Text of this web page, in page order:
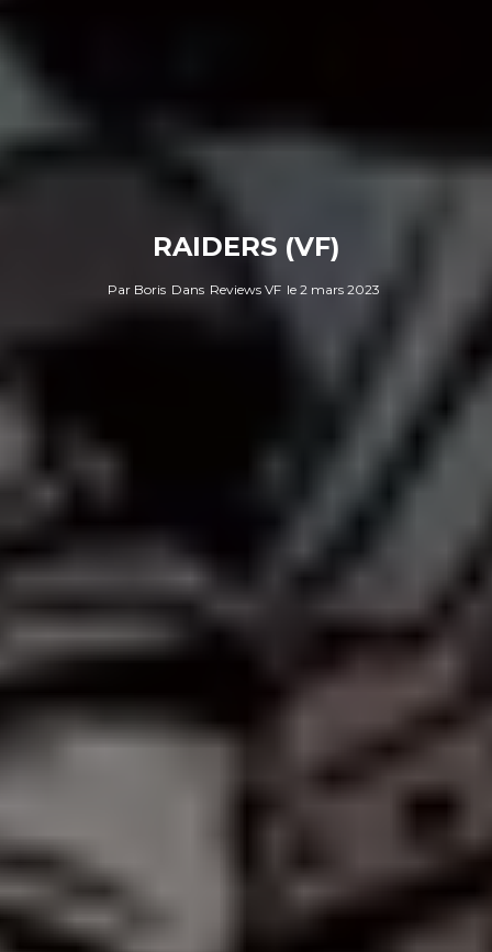
RAIDERS (VF)
Par Boris Dans Reviews VF le 2 mars 2023